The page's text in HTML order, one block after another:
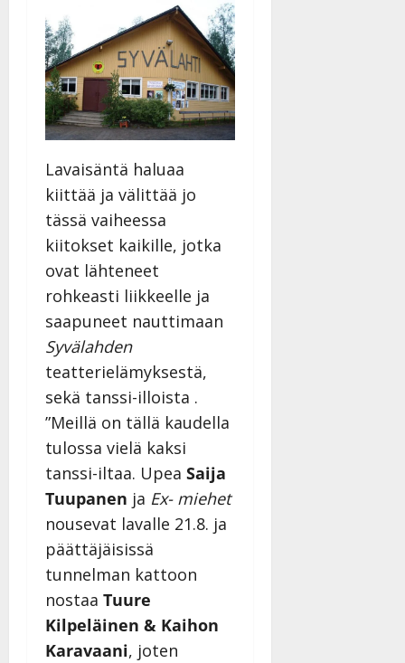
Lavaisäntä haluaa
kiittää ja välittää jo
tässä vaiheessa
kiitokset kaikille, jotka
ovat lähteneet
rohkeasti liikkeelle ja
saapuneet nauttimaan
Syvälahden
teatterielämyksestä,
sekä tanssi-illoista .
”Meillä on tällä kaudella
tulossa vielä kaksi
tanssi-iltaa. Upea Saija
Tuupanen ja Ex- miehet
nousevat lavalle 21.8. ja
päättäjäisissä
tunnelman kattoon
nostaa Tuure
Kilpeläinen & Kaihon
Karavaani, joten